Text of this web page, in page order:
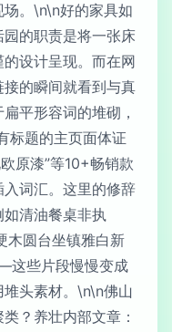
场。\n\n好的家具如
的职责是将一张床
设计呈现。而在网
的瞬间就看到与真
平形容词的堆砌，
标题的主页面体证
原漆”等10+畅销款
词汇。这里的修辞
清油餐桌非执
木圆台坐镇雅白新
这些片段慢慢变成
头素材。\n\n佛山
？养壮内部文章：